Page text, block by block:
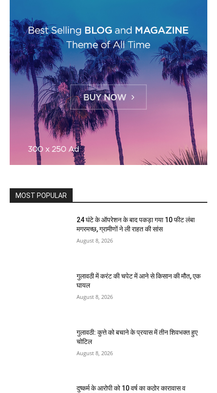
MOST POPULAR
24 घंटे के ऑपरेशन के बाद पकड़ा गया 10 फीट लंबा
मगरमच्छ, ग्रामीणों ने ली राहत की सांस
August 8, 2026
गुलावठी में करंट की चपेट में आने से किसान की मौत, एक
घायल
August 8, 2026
गुलावठी: कुत्ते को बचाने के प्रयास में तीन शिवभक्त हुए
चोटिल
August 8, 2026
दुष्कर्म के आरोपी को 10 वर्ष का कठोर कारावास व